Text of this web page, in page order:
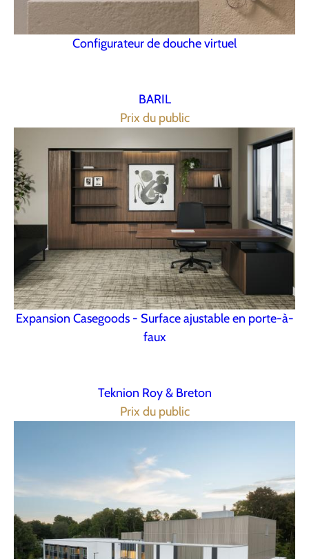
Configurateur de douche virtuel
BARIL
Prix du public
Expansion Casegoods - Surface ajustable en porte-à-
faux
Teknion Roy & Breton
Prix du public